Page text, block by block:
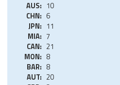
10
6
11
7
21
8
8
20